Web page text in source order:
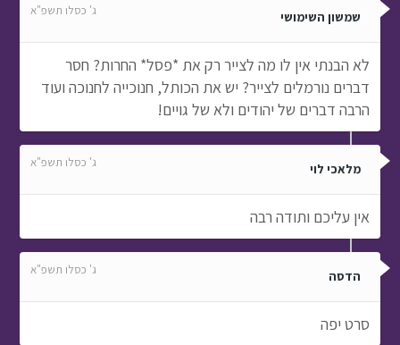
שמשון השימושי ג' כסלו תשפ"א
לא הבנתי אין לו מה לצייר רק את *פסל* החרות? חסר
דברים נורמלים לצייר? יש את הכותל, חנוכייה לחנוכה ועוד
הרבה דברים של יהודים ולא של גויים!
מלאכי לוי ג' כסלו תשפ"א
אין עליכם ותודה רבה
הדסה ג' כסלו תשפ"א
סרט יפה